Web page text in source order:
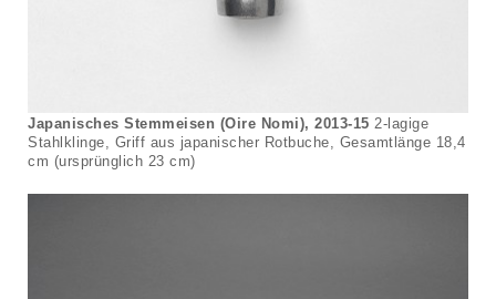
Japanisches Stemmeisen (Oire Nomi), 2013-15 2-lagige
Stahlklinge, Griff aus japanischer Rotbuche, Gesamtlänge 18,4
cm (ursprünglich 23 cm)